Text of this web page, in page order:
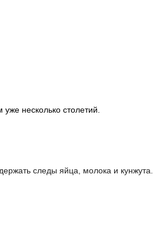
несколько столетий.
следы яйца, молока и кунжута.